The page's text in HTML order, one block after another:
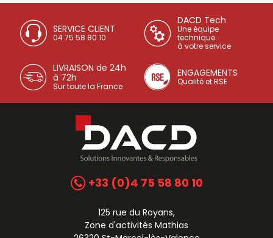
SERVICE CLIENT
04 75 58 80 10
DACD Tech
Une équipe
technique
à votre service
LIVRAISON de 24h
à 72h
Sur toute la France
ENGAGEMENTS
Qualité et RSE
+33 (0)4 75 58 80 10
125 rue du Royans,
Zone d'activités Mathias